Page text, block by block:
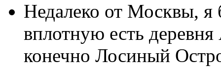
Недалеко от Москвы, я
вплотную есть
конечно Лосиный